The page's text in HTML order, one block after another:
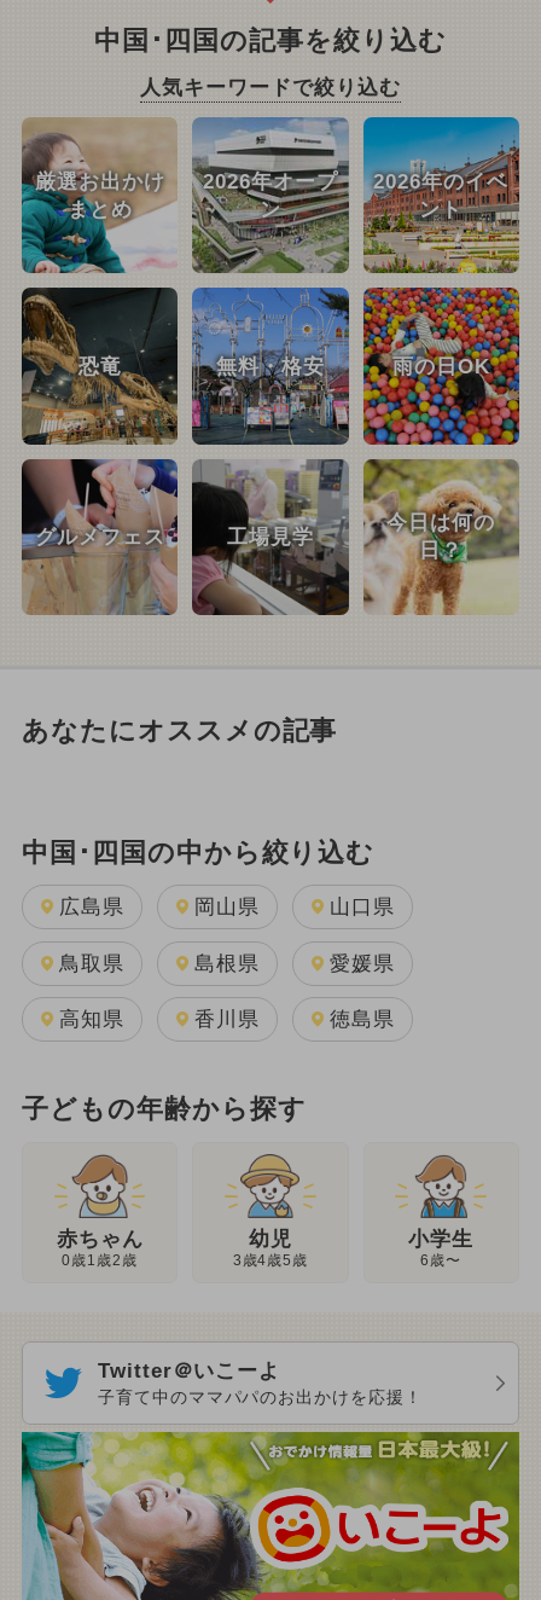
中国･四国の記事を絞り込む
人気キーワードで絞り込む
厳選お出かけ
まとめ
2026年オープ
ン
2026年のイベ
ント
恐竜 無料・格安 雨の日OK
グルメフェス 工場見学
今日は何の
日？
あなたにオススメの記事
中国･四国の中から絞り込む
広島県 岡山県 山口県
鳥取県 島根県 愛媛県
高知県 香川県 徳島県
子どもの年齢から探す
赤ちゃん
0歳1歳2歳
幼児
3歳4歳5歳
小学生
6歳〜
Twitter＠いこーよ
子育て中のママパパのお出かけを応援！